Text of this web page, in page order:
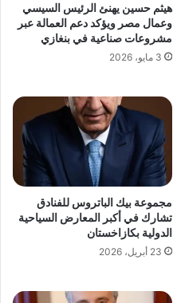
هيثم حسين يهنئ الرئيس السيسي
وعمال مصر ويؤكد دعم العمالة عبر
مشروعات صناعية في بنغازي
3 مايو، 2026
مجموعة بيك الباتروس للفنادق
تشارك في أكبر المعارض السياحية
الدولية بكازاخستان
23 أبريل، 2026